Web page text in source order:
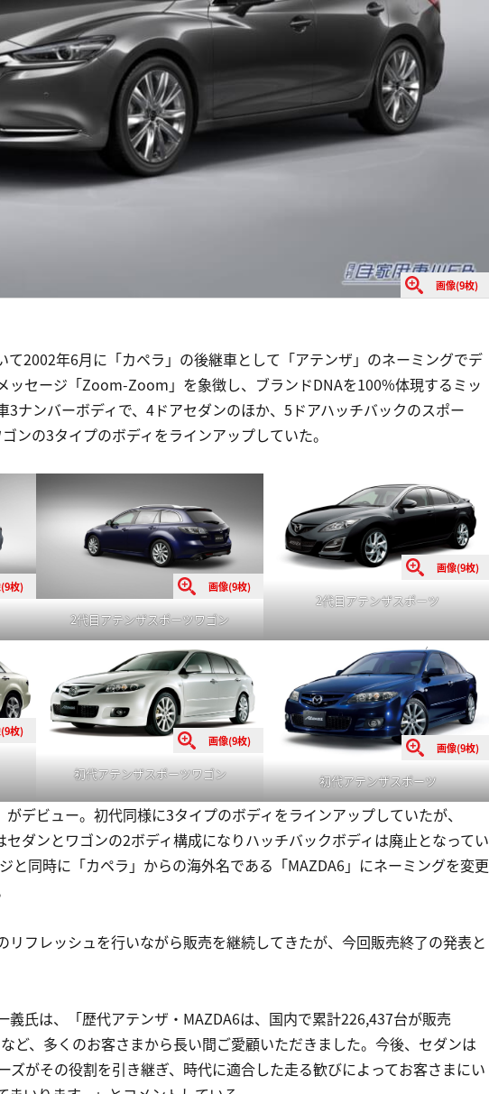
画像(9枚)
て2002年6月に「カペラ」の後継車として「アテンザ」のネーミングでデ
ッセージ「Zoom-Zoom」を象徴し、ブランドDNAを100%体現するミッ
3ナンバーボディで、4ドアセダンのほか、5ドアハッチバックのスポー
ンの3タイプのボディをラインアップしていた。
枚) 画像(9枚)
2代目アテンザスポーツワゴン
画像(9枚)
2代目アテンザスポーツ
枚)
画像(9枚)
初代アテンザスポーツワゴン
画像(9枚)
初代アテンザスポーツ
デビュー。初代同様に3タイプのボディをラインアップしていたが、
ダンとワゴンの2ボディ構成になりハッチバックボディは廃止となってい
と同時に「カペラ」からの海外名である「MAZDA6」にネーミングを変更
リフレッシュを行いながら販売を継続してきたが、今回販売終了の発表と
義氏は、「歴代アテンザ・MAZDA6は、国内で累計226,437台が販売
ど、多くのお客さまから長い間ご愛顧いただきました。今後、セダンは
ズがその役割を引き継ぎ、時代に適合した走る歓びによってお客さまにい